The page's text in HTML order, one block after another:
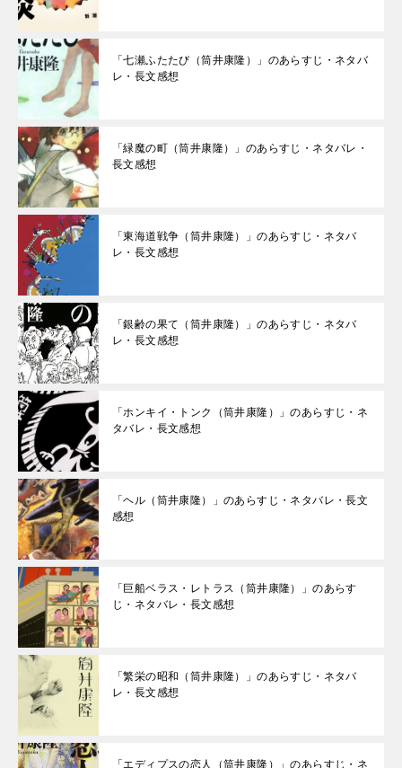
「七瀬ふたたび（筒井康隆）」のあらすじ・ネタバ
レ・長文感想
「緑魔の町（筒井康隆）」のあらすじ・ネタバレ・
長文感想
「東海道戦争（筒井康隆）」のあらすじ・ネタバ
レ・長文感想
「銀齢の果て（筒井康隆）」のあらすじ・ネタバ
レ・長文感想
「ホンキイ・トンク（筒井康隆）」のあらすじ・ネ
タバレ・長文感想
「ヘル（筒井康隆）」のあらすじ・ネタバレ・長文
感想
「巨船ベラス・レトラス（筒井康隆）」のあらす
じ・ネタバレ・長文感想
「繁栄の昭和（筒井康隆）」のあらすじ・ネタバ
レ・長文感想
「エディプスの恋人（筒井康隆）」のあらすじ・ネ